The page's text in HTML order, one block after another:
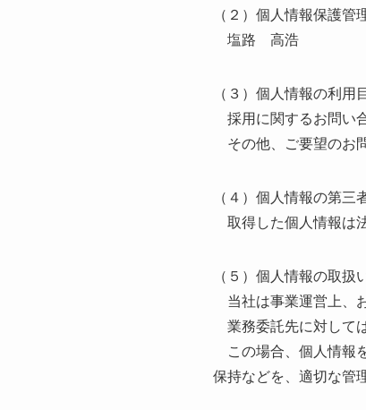
（２）個人情報保護管
塩路 高浩
（３）個人情報の利用
採用に関するお問い
その他、ご要望のお
（４）個人情報の第三
取得した個人情報は
（５）個人情報の取扱
当社は事業運営上、
業務委託先に対して
この場合、個人情報
保持などを、適切な管